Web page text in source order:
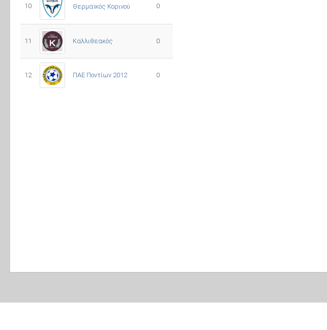
10 Θερμαϊκός Κορινού 0
11 Καλλιθεακός 0
12 ΠΑΕ Ποντίων 2012 0